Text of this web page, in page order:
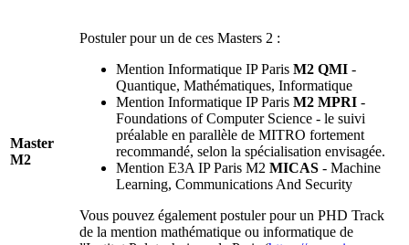
Master
M2
Postuler pour un de ces Masters 2 :
Mention Informatique IP Paris M2 QMI -
Quantique, Mathématiques, Informatique
Mention Informatique IP Paris M2 MPRI -
Foundations of Computer Science - le suivi
préalable en parallèle de MITRO fortement
recommandé, selon la spécialisation envisagée.
Mention E3A IP Paris M2 MICAS - Machine
Learning, Communications And Security
Vous pouvez également postuler pour un PHD Track
de la mention mathématique ou informatique de